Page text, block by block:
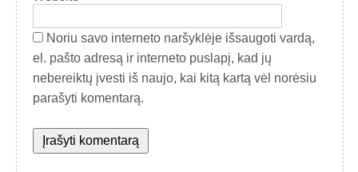
Noriu savo interneto naršyklėje išsaugoti vardą,
el. pašto adresą ir interneto puslapį, kad jų
nebereiktų įvesti iš naujo, kai kitą kartą vėl norėsiu
parašyti komentarą.